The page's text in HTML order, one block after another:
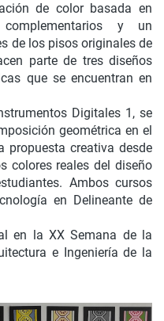
de color basada en
y un
de los pisos originales de
parte de tres diseños
que se encuentran en
Digitales 1, se
geométrica en el
propuesta creativa desde
colores reales del diseño
Ambos cursos
en Delineante de
en la XX Semana de la
e Ingeniería de la